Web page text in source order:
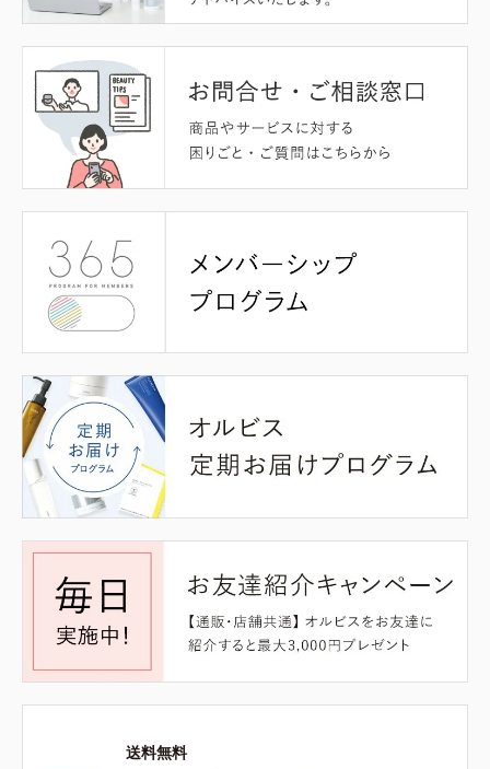
送料無料